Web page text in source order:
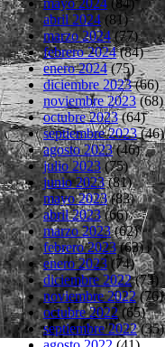
abril 2024(81)
marzo 2024(77)
febrero 2024(84)
enero 2024(75)
diciembre 2023(66)
noviembre 2023(68)
octubre 2023(64)
septiembre 2023(46)
agosto 2023(46)
julio 2023(75)
junio 2023(81)
mayo 2023(83)
abril 2023(66)
marzo 2023(62)
febrero 2023(63)
enero 2023 (74)
diciembre 2022(73)
noviembre 2022(76)
octubre 2022(65)
septiembre 2022(35)